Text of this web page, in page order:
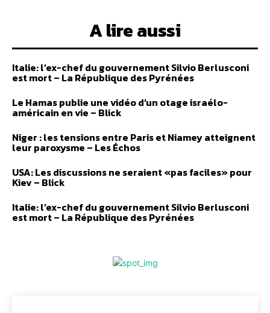
A lire aussi
Italie: l’ex-chef du gouvernement Silvio Berlusconi
est mort – La République des Pyrénées
Le Hamas publie une vidéo d’un otage israélo-
américain en vie – Blick
Niger : les tensions entre Paris et Niamey atteignent
leur paroxysme – Les Échos
USA: Les discussions ne seraient «pas faciles» pour
Kiev – Blick
Italie: l’ex-chef du gouvernement Silvio Berlusconi
est mort – La République des Pyrénées